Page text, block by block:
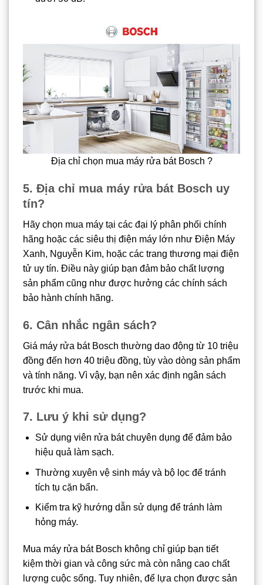
Địa chỉ chọn mua máy rửa bát Bosch ?
5. Địa chỉ mua máy rửa bát Bosch uy
tín?
Hãy chọn mua máy tại các đại lý phân phối chính
hãng hoặc các siêu thị điện máy lớn như Điện Máy
Xanh, Nguyễn Kim, hoặc các trang thương mại điện
tử uy tín. Điều này giúp bạn đảm bảo chất lượng
sản phẩm cũng như được hưởng các chính sách
bảo hành chính hãng.
6. Cân nhắc ngân sách?
Giá máy rửa bát Bosch thường dao động từ 10 triệu
đồng đến hơn 40 triệu đồng, tùy vào dòng sản phẩm
và tính năng. Vì vậy, bạn nên xác định ngân sách
trước khi mua.
7. Lưu ý khi sử dụng?
Sử dụng viên rửa bát chuyên dụng để đảm bảo
hiệu quả làm sạch.
Thường xuyên vệ sinh máy và bộ lọc để tránh
tích tụ cặn bẩn.
Kiểm tra kỹ hướng dẫn sử dụng để tránh làm
hỏng máy.
Mua máy rửa bát Bosch không chỉ giúp bạn tiết
kiệm thời gian và công sức mà còn nâng cao chất
lượng cuộc sống. Tuy nhiên, để lựa chọn được sản